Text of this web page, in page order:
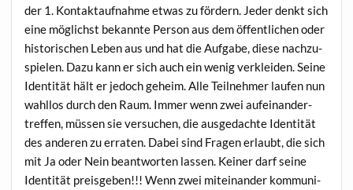
der 1. Kon­takt­auf­nah­me etwas zu för­dern. Jeder denkt sich
eine mög­lichst bekann­te Per­son aus dem öffent­li­chen oder
his­to­ri­schen Leben aus und hat die Auf­ga­be, die­se nach­zu­
spie­len. Dazu kann er sich auch ein wenig ver­klei­den. Sei­ne
Iden­ti­tät hält er jedoch geheim. Alle Teil­neh­mer lau­fen nun
wahl­los durch den Raum. Immer wenn zwei auf­ein­an­der­
tref­fen, müs­sen sie ver­su­chen, die aus­ge­dach­te Iden­ti­tät
des ande­ren zu erra­ten. Dabei sind Fra­gen erlaubt, die sich
mit Ja oder Nein beant­wor­ten las­sen. Kei­ner darf sei­ne
Iden­ti­tät preis­ge­ben!!! Wenn zwei mit­ein­an­der kom­mu­ni­